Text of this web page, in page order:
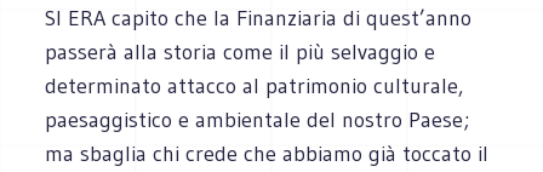
SI ERA capito che la Finanziaria di quest’anno
passerà alla storia come il più selvaggio e
determinato attacco al patrimonio culturale,
paesaggistico e ambientale del nostro Paese;
ma sbaglia chi crede che abbiamo già toccato il